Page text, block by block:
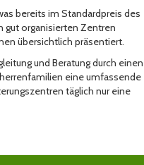
bereits im Standardpreis des
gut organisierten Zentren
übersichtlich präsentiert.
und Beratung durch einen
eine umfassende
täglich nur eine